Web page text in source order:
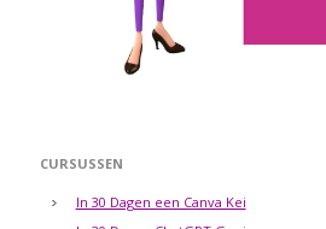
CURSUSSEN
In 30 Dagen een Canva Kei